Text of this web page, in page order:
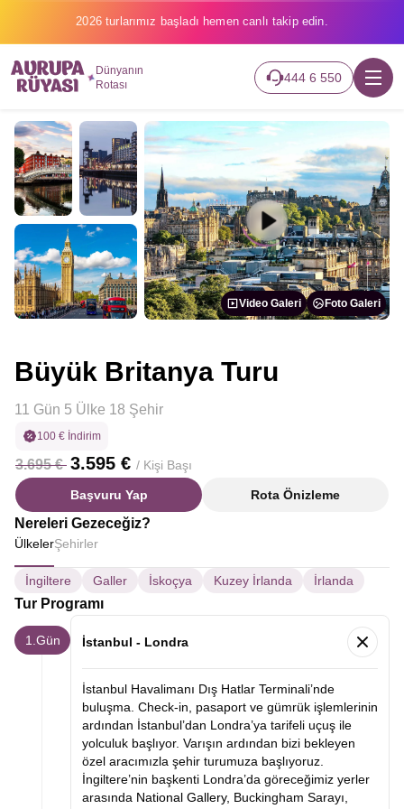
2026 turlarımız başladı hemen canlı takip edin.
Dünyanın
Rotası
444 6 550
Video Galeri Foto Galeri
Büyük Britanya Turu
11 Gün 5 Ülke 18 Şehir
100 € İndirim
3.695 € 3.595 € / Kişi Başı
Başvuru Yap Rota Önizleme
Nereleri Gezeceğiz?
ÜlkelerŞehirler
İngiltere Galler İskoçya Kuzey İrlanda İrlanda
Tur Programı
1.Gün İstanbul - Londra
İstanbul Havalimanı Dış Hatlar Terminali’nde
buluşma. Check-in, pasaport ve gümrük işlemlerinin
ardından İstanbul’dan Londra’ya tarifeli uçuş ile
yolculuk başlıyor. Varışın ardından bizi bekleyen
özel aracımızla şehir turumuza başlıyoruz.
İngiltere’nin başkenti Londra’da göreceğimiz yerler
arasında National Gallery, Buckingham Sarayı,